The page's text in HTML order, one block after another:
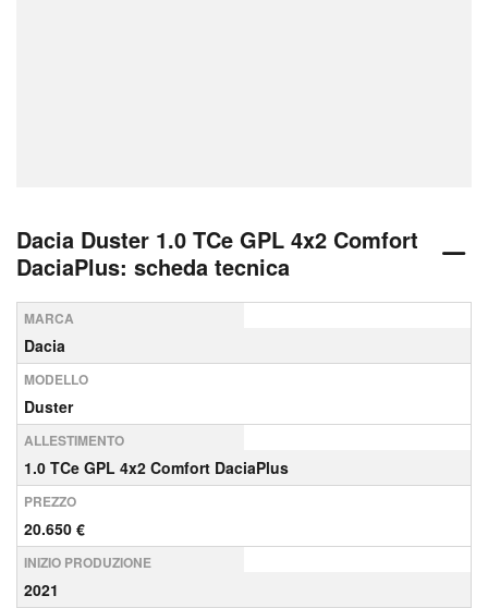
Dacia Duster 1.0 TCe GPL 4x2 Comfort
DaciaPlus: scheda tecnica
MARCA
Dacia
MODELLO
Duster
ALLESTIMENTO
1.0 TCe GPL 4x2 Comfort DaciaPlus
PREZZO
20.650 €
INIZIO PRODUZIONE
2021